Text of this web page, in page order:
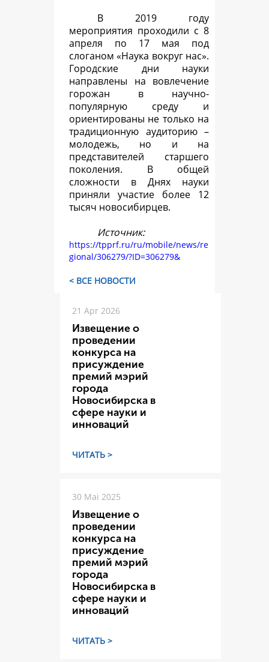
В 2019 году
мероприятия проходили с 8
апреля по 17 мая под
слоганом «Наука вокруг нас».
Городские дни науки
направлены на вовлечение
горожан в научно-
популярную среду и
ориентированы не только на
традиционную аудиторию –
молодежь, но и на
представителей старшего
поколения. В общей
сложности в Днях науки
приняли участие более 12
тысяч новосибирцев.
Источник:
https://tpprf.ru/ru/mobile/news/re
gional/306279/?ID=306279&
< ВСЕ НОВОСТИ
21 Apr 2026
Извещение о
проведении
конкурса на
присуждение
премий мэрий
города
Новосибирска в
сфере науки и
инноваций
ЧИТАТЬ >
30 Mai 2025
Извещение о
проведении
конкурса на
присуждение
премий мэрий
города
Новосибирска в
сфере науки и
инноваций
ЧИТАТЬ >